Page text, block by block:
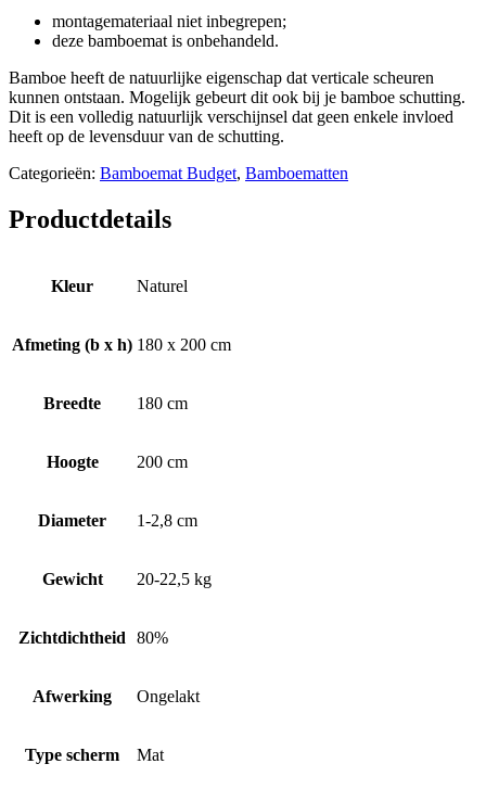
montagemateriaal niet inbegrepen;
deze bamboemat is onbehandeld.
Bamboe heeft de natuurlijke eigenschap dat verticale scheuren
kunnen ontstaan. Mogelijk gebeurt dit ook bij je bamboe schutting.
Dit is een volledig natuurlijk verschijnsel dat geen enkele invloed
heeft op de levensduur van de schutting.
Categorieën: Bamboemat Budget, Bamboematten
Productdetails
Kleur Naturel
Afmeting (b x h) 180 x 200 cm
Breedte 180 cm
Hoogte 200 cm
Diameter 1-2,8 cm
Gewicht 20-22,5 kg
Zichtdichtheid 80%
Afwerking Ongelakt
Type scherm Mat